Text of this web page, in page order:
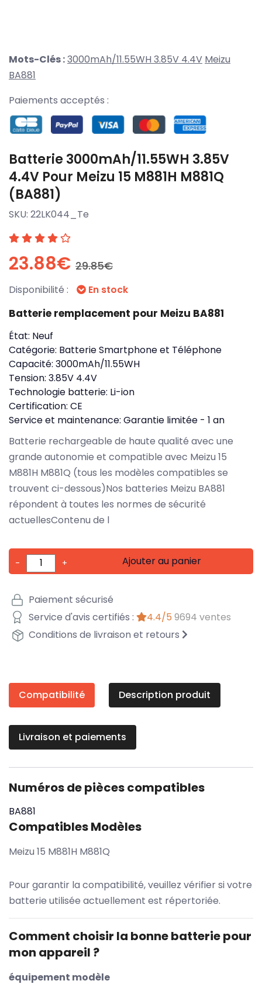
Mots-Clés :3000mAh/11.55WH 3.85V 4.4V Meizu
BA881
Paiements acceptés :
Batterie 3000mAh/11.55WH 3.85V
4.4V Pour Meizu 15 M881H M881Q
(BA881)
SKU: 22LK044_Te
23.88€ 29.85€
Disponibilité : En stock
Batterie remplacement pour Meizu BA881
État: Neuf
Catégorie: Batterie Smartphone et Téléphone
Capacité: 3000mAh/11.55WH
Tension: 3.85V 4.4V
Technologie batterie: Li-ion
Certification: CE
Service et maintenance: Garantie limitée - 1 an
Batterie rechargeable de haute qualité avec une
grande autonomie et compatible avec Meizu 15
M881H M881Q (tous les modèles compatibles se
trouvent ci-dessous)Nos batteries Meizu BA881
répondent à toutes les normes de sécurité
actuellesContenu de l
- + Ajouter au panier
Paiement sécurisé
Service d'avis certifiés :
4.4/5 9694 ventes
Conditions de livraison et retours
Compatibilité Description produit
Livraison et paiements
Numéros de pièces compatibles
BA881
Compatibles Modèles
Meizu 15 M881H M881Q
Pour garantir la compatibilité, veuillez vérifier si votre
batterie utilisée actuellement est répertoriée.
Comment choisir la bonne batterie pour
mon appareil ?
équipement modèle